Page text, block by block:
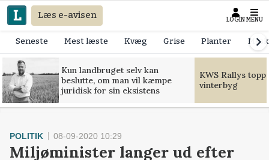
Læs e-avisen LOGIN MENU
Seneste Mest læste Kvæg Grise Planter
Kun landbruget selv kan
beslutte, om man vil kæmpe
juridisk for sin eksistens
KWS Rallys
vinterbyg
POLITIK 08-09-2020 10:29
Miljøminister langer ud efter